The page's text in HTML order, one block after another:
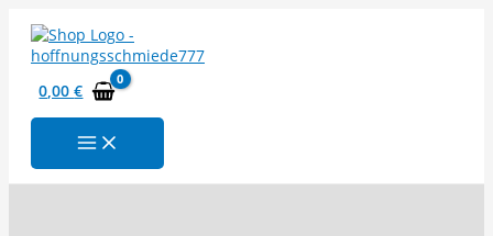
Inhalt
springen
0,00€